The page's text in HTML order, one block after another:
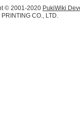
© 2001-2020 PukiWiki
CO., LTD.